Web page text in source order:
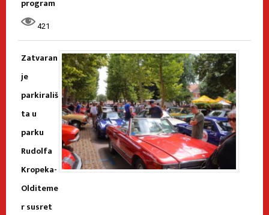
program
421
Zatvaran
je
parkirališ
ta u
parku
Rudolfa
Kropeka-
Olditeme
r susret